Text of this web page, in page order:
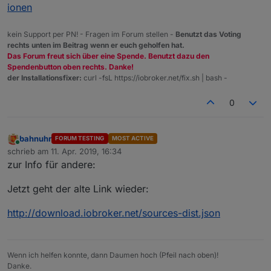
ionen
kein Support per PN! - Fragen im Forum stellen - Benutzt das Voting
rechts unten im Beitrag wenn er euch geholfen hat.
Das Forum freut sich über eine Spende. Benutzt dazu den
Spendenbutton oben rechts. Danke!
der Installationsfixer: curl -fsL https://iobroker.net/fix.sh | bash -
0
Online
bahnuhr FORUM TESTING MOST ACTIVE
schrieb am 11. Apr. 2019, 16:34
zuletzt editiert von
zur Info für andere:
Jetzt geht der alte Link wieder:
http://download.iobroker.net/sources-dist.json
Wenn ich helfen konnte, dann Daumen hoch (Pfeil nach oben)!
Danke.